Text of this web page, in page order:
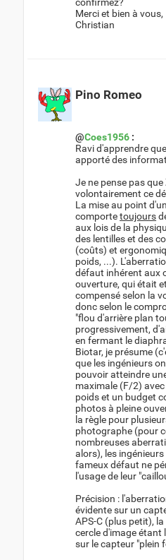
Merci et bien à vous,
Christian
Pino Romeo
@Coes1956 :
Ravi d'apprendre
apporté des
Je ne pense pas
volontairement ce
La mise au point
comportetoujours
aux lois de la
des lentilles et des
(coûts) et
poids, ...).
défaut inhérent aux
ouverture, qui était
compensé selon la
donc selon le
"flou d'arrière plan
progressivement,
en fermant le
Biotar, je présume
que les ingénieurs
pouvoir atteindre
maximale (F/2)
poids et un budget
photos à pleine
la règle pour
photographe (pour
nombreuses
alors), les
fameux défaut ne
l'usage de leur
Précision :
évidente sur un
APS-C (plus petit),
cercle d'image étant
sur le capteur "plein